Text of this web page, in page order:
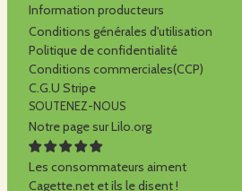
Information producteurs
Conditions générales d'utilisation
Politique de confidentialité
Conditions commerciales(CCP)
C.G.U Stripe
SOUTENEZ-NOUS
Notre page sur Lilo.org
Les consommateurs aiment
Cagette.net et ils le disent !